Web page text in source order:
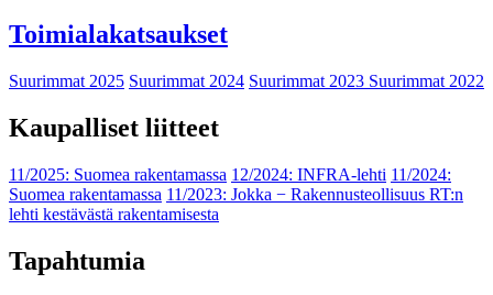
Toimialakatsaukset
Suurimmat 2025 Suurimmat 2024 Suurimmat 2023 Suurimmat 2022
Kaupalliset liitteet
11/2025: Suomea rakentamassa 12/2024: INFRA-lehti 11/2024:
Suomea rakentamassa 11/2023: Jokka − Rakennusteollisuus RT:n
lehti kestävästä rakentamisesta
Tapahtumia